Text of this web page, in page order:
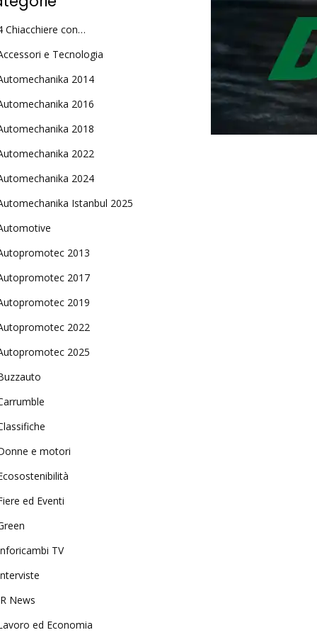
Chiacchiere con…
e Tecnologia
2014
2016
2018
2022
2024
Istanbul 2025
2013
2017
2019
2022
2025
e motori
ed Eventi
TV
News
ed Economia